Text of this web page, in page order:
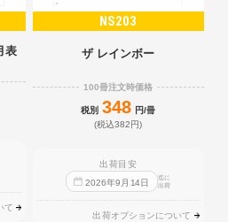
表
て
NS203
ザ レインボー
100冊注文時価格
税別 348 円/冊
(税込382円)
出荷目安
2026年9 月 14日
迄に
出荷
出荷オプションについて